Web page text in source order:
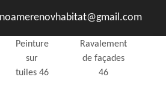
noamerenovhabitat@gmail.com
Peinture
sur
tuiles 46
Ravalement
de façades
46